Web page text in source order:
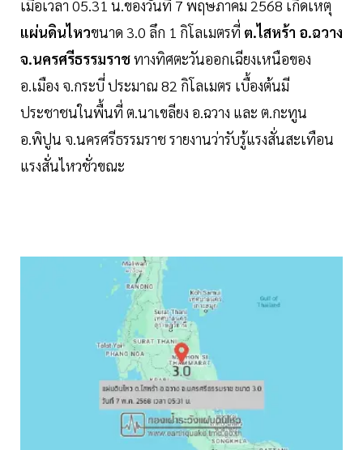
เมื่อเวลา 05.31 น.ของวันที่ 7 พฤษภาคม​ 2568​ เกิดเหตุ
แผ่นดินไหวขนาด 3.0 ลึก 1 กิโลเมตร​ที่ ต.ไสหร้า อ.ฉวาง
จ.​นครศรีธรรมราช​ทางทิศตะวันออก​เฉียง​เหนือ​ของ
อ.เมือง จ.กระบี่​ ประมาณ​ 82 กิโลเมตร เบื้องต้นมี
ประชาชนในพื้นที่ ต.นาเขลียง อ.ฉวาง และ ต.กะทูน
อ.พิปูน จ.นครศรีธรรมราช รายงานว่ารับรู้แรงสั่นสะเทือน
แรงสั่นไหวชั่วขณะ